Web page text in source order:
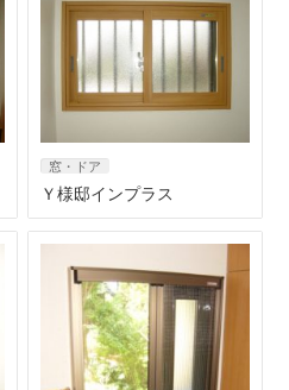
窓・ドア
Ｙ様邸インプラス